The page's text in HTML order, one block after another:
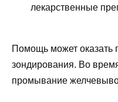
лекарственные
Помощь может оказать
зондирования. Во
промывание